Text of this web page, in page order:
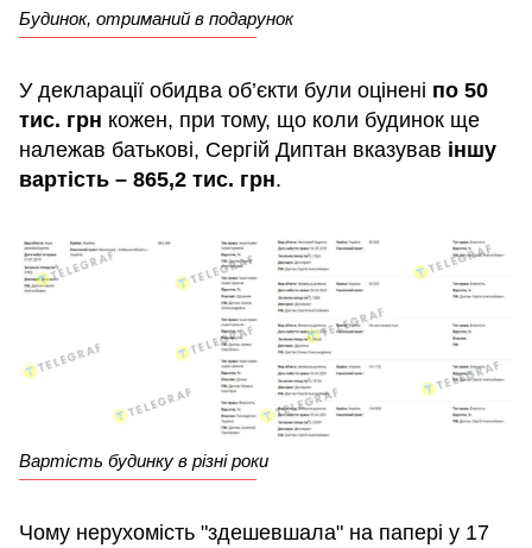
Будинок, отриманий в подарунок
У декларації обидва об’єкти були оцінені по 50
тис. грн кожен, при тому, що коли будинок ще
належав батькові, Сергій Диптан вказував іншу
вартість – 865,2 тис. грн.
Вартість будинку в різні роки
Чому нерухомість "здешевшала" на папері у 17